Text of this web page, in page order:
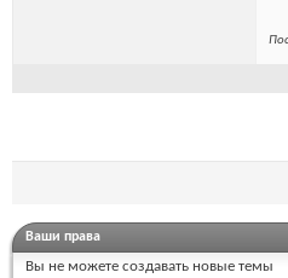
Ваши права
Вы не можете создавать новые темы